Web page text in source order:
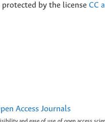
by the license CC
Access Journals